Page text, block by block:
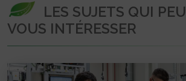
LES SUJETS QUI
VOUS INTÉRESSER